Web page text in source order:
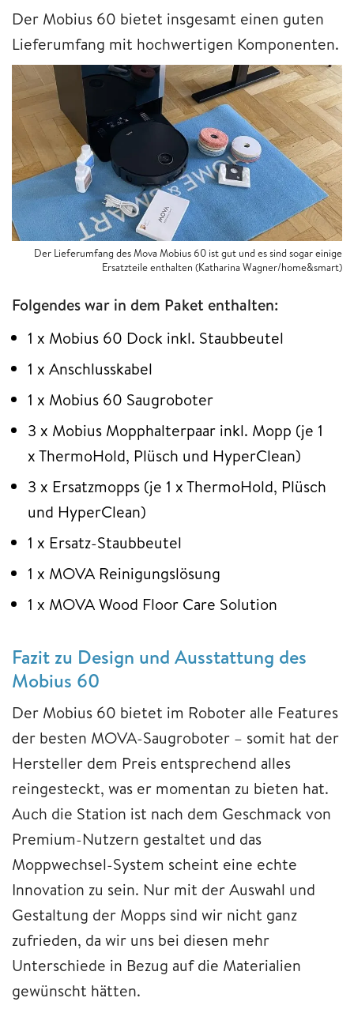
Der Mobius 60 bietet insgesamt einen guten
Lieferumfang mit hochwertigen Komponenten.
Der Lieferumfang des Mova Mobius 60 ist gut und es sind sogar einige
Ersatzteile enthalten (Katharina Wagner/home&smart)
Folgendes war in dem Paket enthalten:
1 x Mobius 60 Dock inkl. Staubbeutel
1 x Anschlusskabel
1 x Mobius 60 Saugroboter
3 x Mobius Mopphalterpaar inkl. Mopp (je 1
x ThermoHold, Plüsch und HyperClean)
3 x Ersatzmopps (je 1 x ThermoHold, Plüsch
und HyperClean)
1 x Ersatz-Staubbeutel
1 x MOVA Reinigungslösung
1 x MOVA Wood Floor Care Solution
Fazit zu Design und Ausstattung des
Mobius 60
Der Mobius 60 bietet im Roboter alle Features
der besten MOVA-Saugroboter – somit hat der
Hersteller dem Preis entsprechend alles
reingesteckt, was er momentan zu bieten hat.
Auch die Station ist nach dem Geschmack von
Premium-Nutzern gestaltet und das
Moppwechsel-System scheint eine echte
Innovation zu sein. Nur mit der Auswahl und
Gestaltung der Mopps sind wir nicht ganz
zufrieden, da wir uns bei diesen mehr
Unterschiede in Bezug auf die Materialien
gewünscht hätten.